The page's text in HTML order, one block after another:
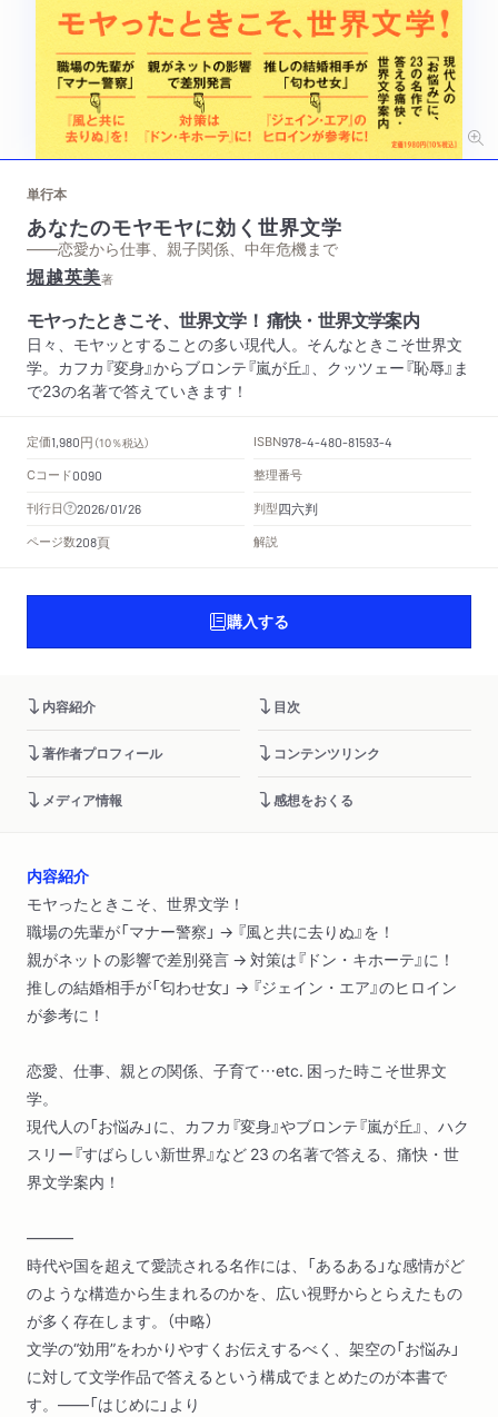
単行本
あなたのモヤモヤに効く世界文学
——恋愛から仕事、親子関係、中年危機まで
堀越英美著
モヤったときこそ、世界文学！ 痛快・世界文学案内
日々、モヤッとすることの多い現代人。そんなときこそ世界文
学。カフカ『変身』からブロンテ『嵐が丘』、クッツェー『恥辱』ま
で23の名著で答えていきます！
定価1,980円 （10％税込） ISBN978-4-480-81593-4
Cコード0090
整理番号
刊行日
2026/01/26 判型四六判
ページ数208頁 解説
購入する
内容紹介 目次
著作者プロフィール コンテンツリンク
メディア情報 感想をおくる
内容紹介
モヤったときこそ、世界文学！
職場の先輩が「マナー警察」 → 『風と共に去りぬ』を！
親がネットの影響で差別発言 → 対策は『ドン・キホーテ』に！
推しの結婚相手が「匂わせ女」 → 『ジェイン・エア』のヒロイン
が参考に！
恋愛、仕事、親との関係、子育て…etc. 困った時こそ世界文
学。
現代人の「お悩み」に、カフカ『変身』やブロンテ『嵐が丘』、ハク
スリー『すばらしい新世界』など 23 の名著で答える、痛快・世
界文学案内！
―――
時代や国を超えて愛読される名作には、「あるある」な感情がど
のような構造から生まれるのかを、広い視野からとらえたもの
が多く存在します。（中略）
文学の“効用”をわかりやすくお伝えするべく、架空の「お悩み」
に対して文学作品で答えるという構成でまとめたのが本書で
す。――「はじめに」より